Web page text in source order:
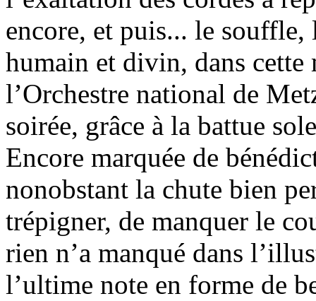
encore, et puis... le
humain et divin, dans cette
l’Orchestre national de
soirée, grâce à la battue
Encore marquée de
nonobstant la chute bien
trépigner, de manquer le
rien n’a manqué dans
l’ultime note en forme de